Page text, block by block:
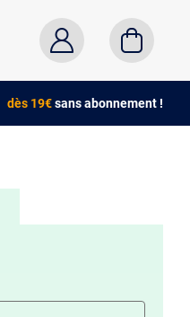
dès 19€sans abonnement !